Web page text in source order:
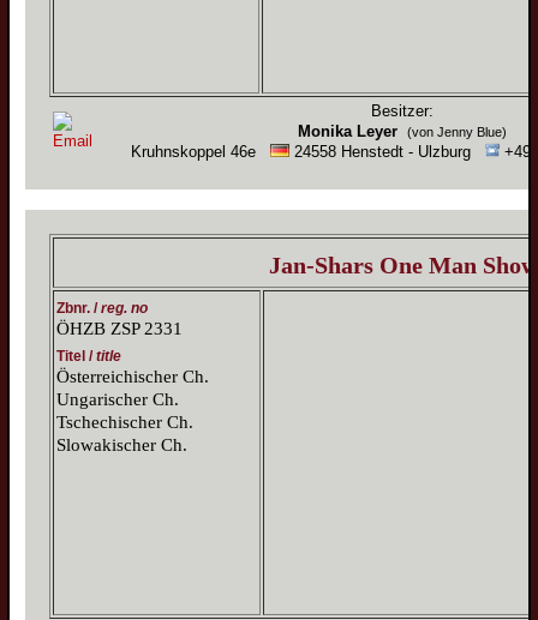
Besitzer:
Monika Leyer
(von Jenny Blue)
Kruhnskoppel 46e 24558 Henstedt - Ulzburg +49
Jan-Shars One Man Show
Zbnr. /reg. no
ÖHZB ZSP 2331
Titel /title
Österreichischer Ch.
Ungarischer Ch.
Tschechischer Ch.
Slowakischer Ch.